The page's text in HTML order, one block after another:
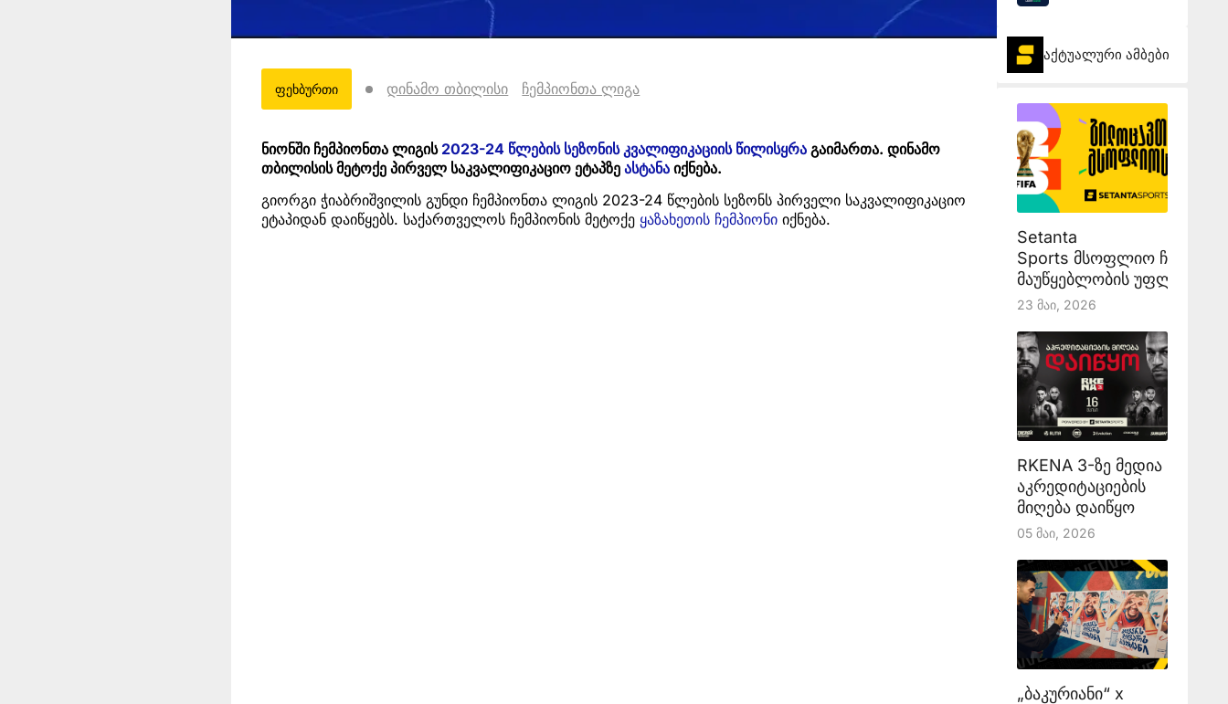
ფეხბურთი დინამო თბილისი ჩემპიონთა ლიგა
ნიონში ჩემპიონთა ლიგის 2023-24 წლების სეზონის კვალიფიკაციის წილისყრა გაიმართა. დინამო
თბილისის მეტოქე პირველ საკვალიფიკაციო ეტაპზეასტანა იქნება.
გიორგი ჭიაბრიშვილის გუნდი ჩემპიონთა ლიგის 2023-24 წლების სეზონს პირველი საკვალიფიკაციო
ეტაპიდან დაიწყებს. საქართველოს ჩემპიონის მეტოქე ყაზახეთის ჩემპიონი იქნება.
აქტუალური ამბები
Setanta
Sports მსოფლიო
მაუწყებლობის უფლებას
23 Მაი, 2026
RKENA 3-ზე მედია
აკრედიტაციების
მიღება დაიწყო
05 Მაი, 2026
„ბაკურიანი“ x